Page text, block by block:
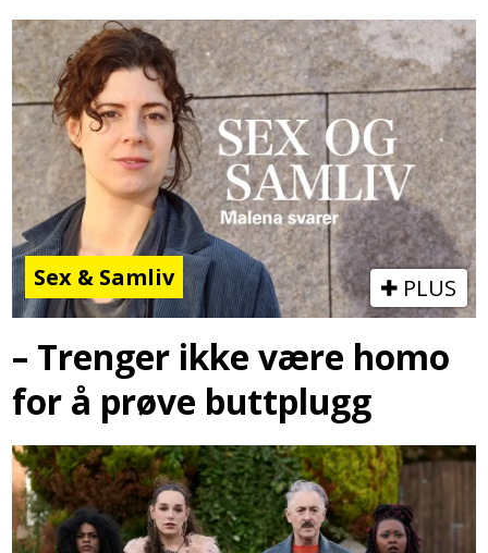
Sex & Samliv PLUS
– Trenger ikke være homo
for å prøve buttplugg